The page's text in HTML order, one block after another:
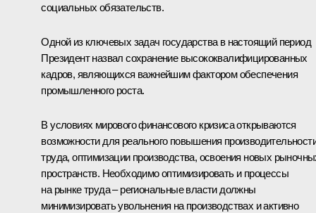
социальных обязательств.
Одной из ключевых задач государства в настоящий период
Президент назвал сохранение высококвалифицированных
кадров, являющихся важнейшим фактором обеспечения
промышленного роста.
В условиях мирового финансового кризиса открываются
возможности для реального повышения
труда, оптимизации производства, освоения новых
пространств. Необходимо оптимизировать и процессы
на рынке труда – региональные власти должны
минимизировать увольнения на производствах и активно